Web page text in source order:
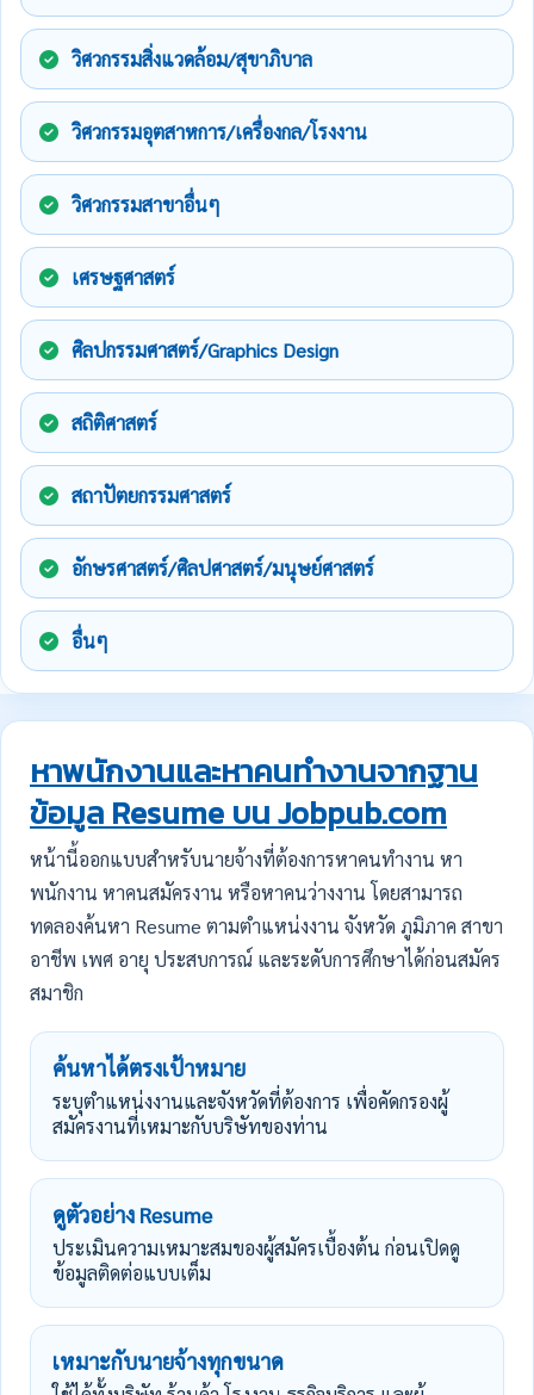
วิศวกรรมสิ่งแวดล้อม/สุขาภิบาล
วิศวกรรมอุตสาหการ/เครื่องกล/โรงงาน
วิศวกรรมสาขาอื่นๆ
เศรษฐศาสตร์
ศิลปกรรมศาสตร์/Graphics Design
สถิติศาสตร์
สถาปัตยกรรมศาสตร์
อักษรศาสตร์/ศิลปศาสตร์/มนุษย์ศาสตร์
อื่นๆ
หาพนักงานและหาคนทำงานจากฐาน
ข้อมูล Resume บน Jobpub.com
หน้านี้ออกแบบสำหรับนายจ้างที่ต้องการหาคนทำงาน หา
พนักงาน หาคนสมัครงาน หรือหาคนว่างงาน โดยสามารถ
ทดลองค้นหา Resume ตามตำแหน่งงาน จังหวัด ภูมิภาค สาขา
อาชีพ เพศ อายุ ประสบการณ์ และระดับการศึกษาได้ก่อนสมัคร
สมาชิก
ค้นหาได้ตรงเป้าหมาย
ระบุตำแหน่งงานและจังหวัดที่ต้องการ เพื่อคัดกรองผู้
สมัครงานที่เหมาะกับบริษัทของท่าน
ดูตัวอย่าง Resume
ประเมินความเหมาะสมของผู้สมัครเบื้องต้น ก่อนเปิดดู
ข้อมูลติดต่อแบบเต็ม
เหมาะกับนายจ้างทุกขนาด